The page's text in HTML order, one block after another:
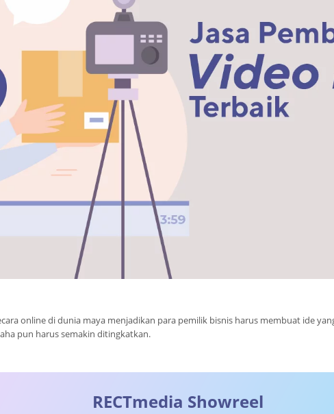
online di dunia maya menjadikan para pemilik bisnis harus membuat ide
pun harus semakin ditingkatkan.
RECTmedia Showreel